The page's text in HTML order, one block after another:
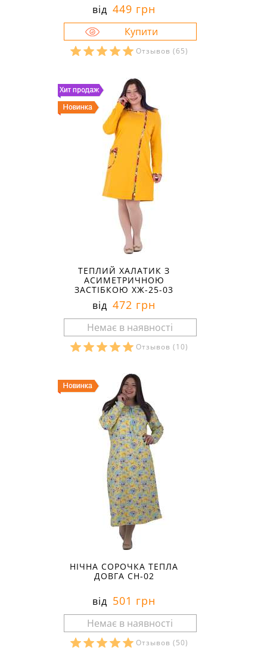
від 449 грн
Отзывов (65)
60
ТЕПЛИЙ ХАЛАТИК З
АСИМЕТРИЧНОЮ
ЗАСТІБКОЮ ХЖ-25-03
від 472 грн
Отзывов (10)
НІЧНА СОРОЧКА ТЕПЛА
ДОВГА СН-02
від 501 грн
Отзывов (50)